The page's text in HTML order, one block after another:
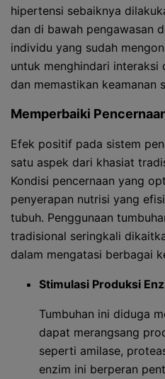
hipertensi sebaiknya
dan di bawah pengawasan
individu yang sudah
untuk menghindari
dan memastikan keamanan
Memperbaiki
Efek positif pada sistem
satu aspek dari khasiat
Kondisi pencernaan yang
penyerapan nutrisi yang
tubuh. Penggunaan
tradisional seringkali
dalam mengatasi berbagai
Stimulasi Produksi
Tumbuhan ini diduga
dapat merangsang
seperti amilase,
enzim ini berperan